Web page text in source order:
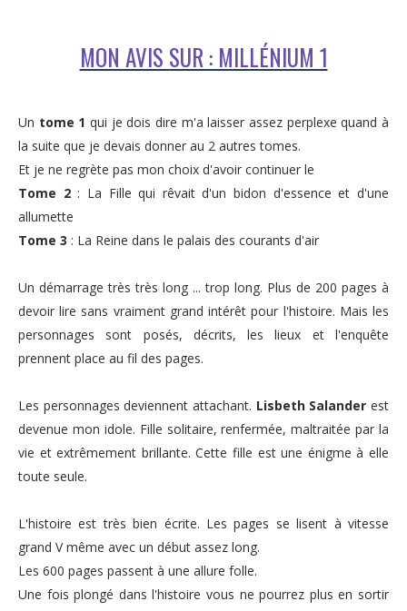
MON AVIS SUR : MILLÉNIUM 1
Un tome 1 qui je dois dire m'a laisser assez perplexe quand à
la suite que je devais donner au 2 autres tomes.
Et je ne regrète pas mon choix d'avoir continuer le
Tome 2: La Fille qui rêvait d'un bidon d'essence et d'une
allumette
Tome 3 : La Reine dans le palais des courants d'air
Un démarrage très très long ... trop long. Plus de 200 pages à
devoir lire sans vraiment grand intérêt pour l'histoire. Mais les
personnages sont posés, décrits, les lieux et l'enquête
prennent place au fil des pages.
Les personnages deviennent attachant. Lisbeth Salanderest
devenue mon idole. Fille solitaire, renfermée, maltraitée par la
vie et extrêmement brillante. Cette fille est une énigme à elle
toute seule.
L'histoire est très bien écrite. Les pages se lisent à vitesse
grand V même avec un début assez long.
Les 600 pages passent à une allure folle.
Une fois plongé dans l'histoire vous ne pourrez plus en sortir